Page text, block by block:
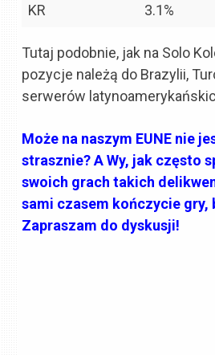
KR 3.1%
Tutaj podobnie, jak na Solo
pozycje należą do Brazylii,
serwerów
Może na naszym EUNE nie
strasznie? A Wy, jak często
swoich grach takich
sami czasem kończycie gry,
Zapraszam do dyskusji!